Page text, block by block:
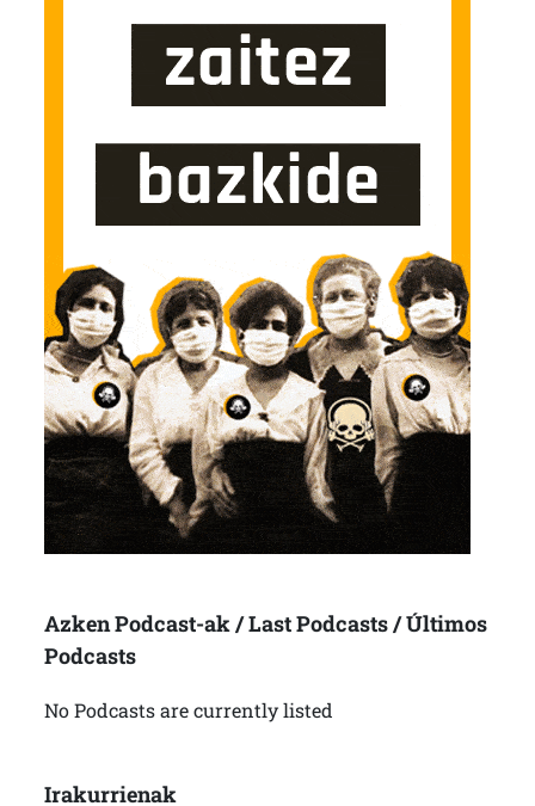
Azken Podcast-ak / Last Podcasts / Últimos
Podcasts
No Podcasts are currently listed
Irakurrienak